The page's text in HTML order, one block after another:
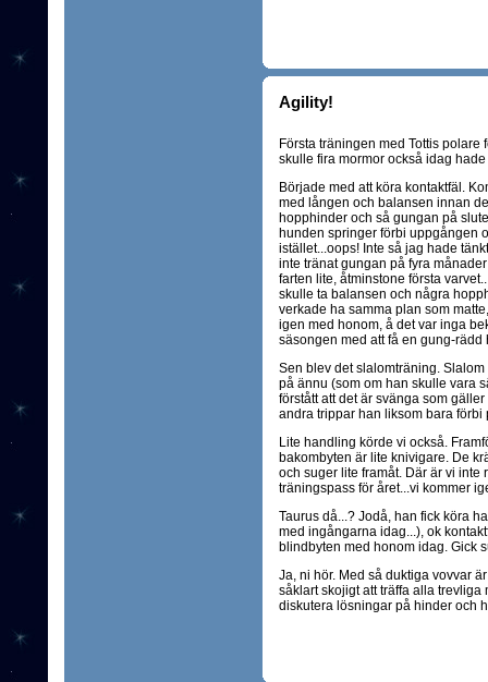
Agility!
Första träningen med Tottis polare
skulle fira mormor också idag
Började med att köra kontaktfäl.
med lången och balansen innan
hopphinder och så gungan på
hunden springer förbi uppgången
istället...oops! Inte så jag hade
inte tränat gungan på fyra
farten lite, åtminstone första
skulle ta balansen och några
verkade ha samma plan som
igen med honom, å det var inga
säsongen med att få en gung-rädd
Sen blev det slalomträning.
på ännu (som om han skulle vara
förstått att det är svänga som
andra trippar han liksom bara förbi
Lite handling körde vi också.
bakombyten är lite knivigare. De
och suger lite framåt. Där är vi inte
träningspass för året...vi kommer
Taurus då...? Jodå, han fick köra
med ingångarna idag...), ok
blindbyten med honom idag. Gick
Ja, ni hör. Med så duktiga vovvar
såklart skojigt att träffa alla
diskutera lösningar på hinder och